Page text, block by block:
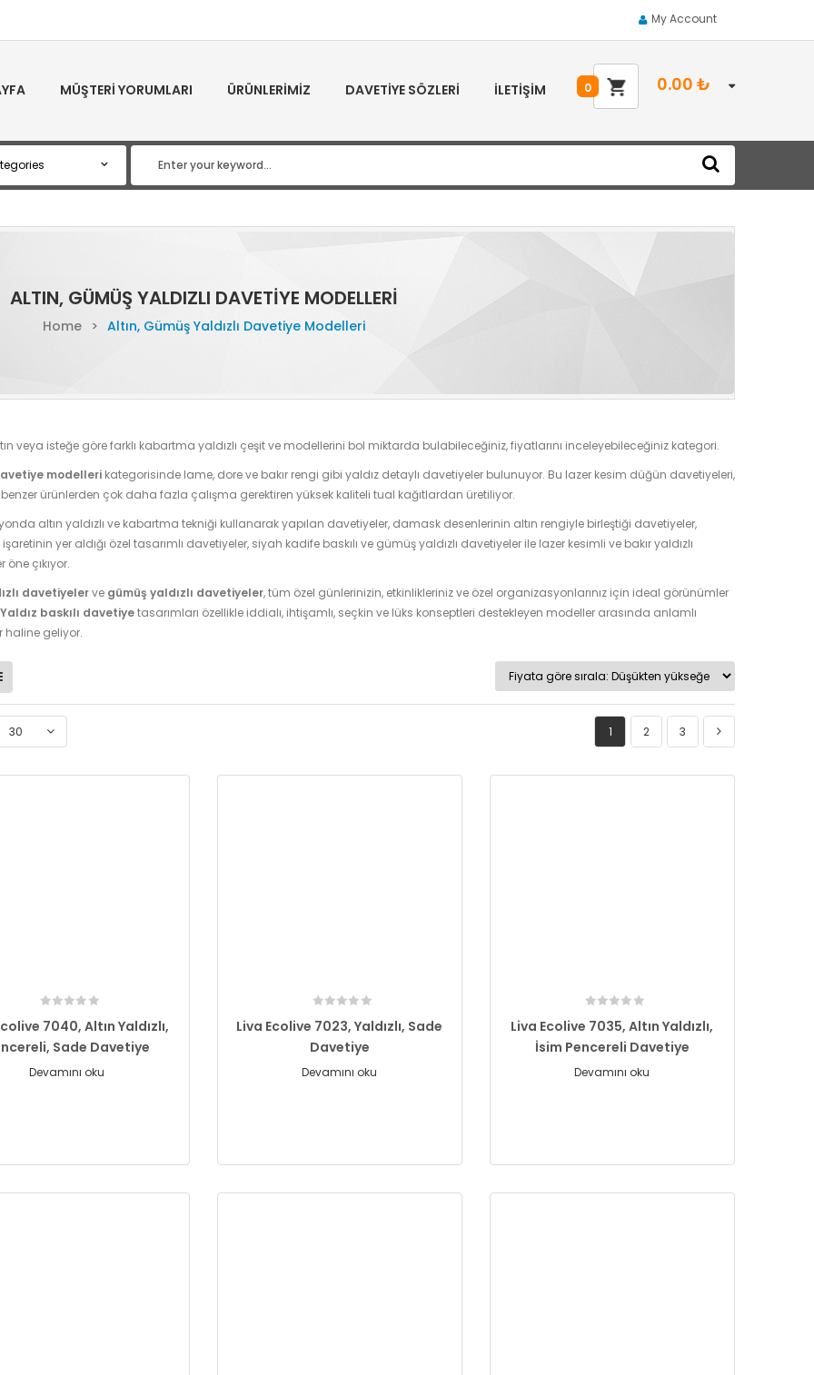
My Account
MÜŞTERI YORUMLARI ÜRÜNLERIMIZ DAVETIYE SÖZLERI İLETIŞIM 0.00 ₺
0
ALTIN, GÜMÜŞ YALDIZLI DAVETIYE MODELLERI
Home > Altın, Gümüş Yaldızlı Davetiye Modelleri
veya isteğe göre farklı kabartma yaldızlı çeşit ve modellerini bol miktarda bulabileceğiniz, fiyatlarını inceleyebileceğiniz kategori.
modelleri kategorisinde lame, dore ve bakır rengi gibi yaldız detaylı davetiyeler bulunuyor. Bu lazer kesim düğün davetiyeleri,
ürünlerden çok daha fazla çalışma gerektiren yüksek kaliteli tual kağıtlardan üretiliyor.
altın yaldızlı ve kabartma tekniği kullanarak yapılan davetiyeler, damask desenlerinin altın rengiyle birleştiği davetiyeler,
yer aldığı özel tasarımlı davetiyeler, siyah kadife baskılı ve gümüş yaldızlı davetiyeler ile lazer kesimli ve bakır yaldızlı
çıkıyor.
davetiyelerve gümüş yaldızlı davetiyeler, tüm özel günlerinizin, etkinlikleriniz ve özel organizasyonlarınız için ideal görünümler
Yaldız baskılı davetiyetasarımları özellikle iddialı, ihtişamlı, seçkin ve lüks konseptleri destekleyen modeller arasında anlamlı
haline geliyor.
30 1 2 3
7040, Altın Yaldızlı,
Sade Davetiye
Devamını oku
Liva Ecolive 7023, Yaldızlı, Sade
Davetiye
Devamını oku
Liva Ecolive 7035, Altın Yaldızlı,
İsim Pencereli Davetiye
Devamını oku